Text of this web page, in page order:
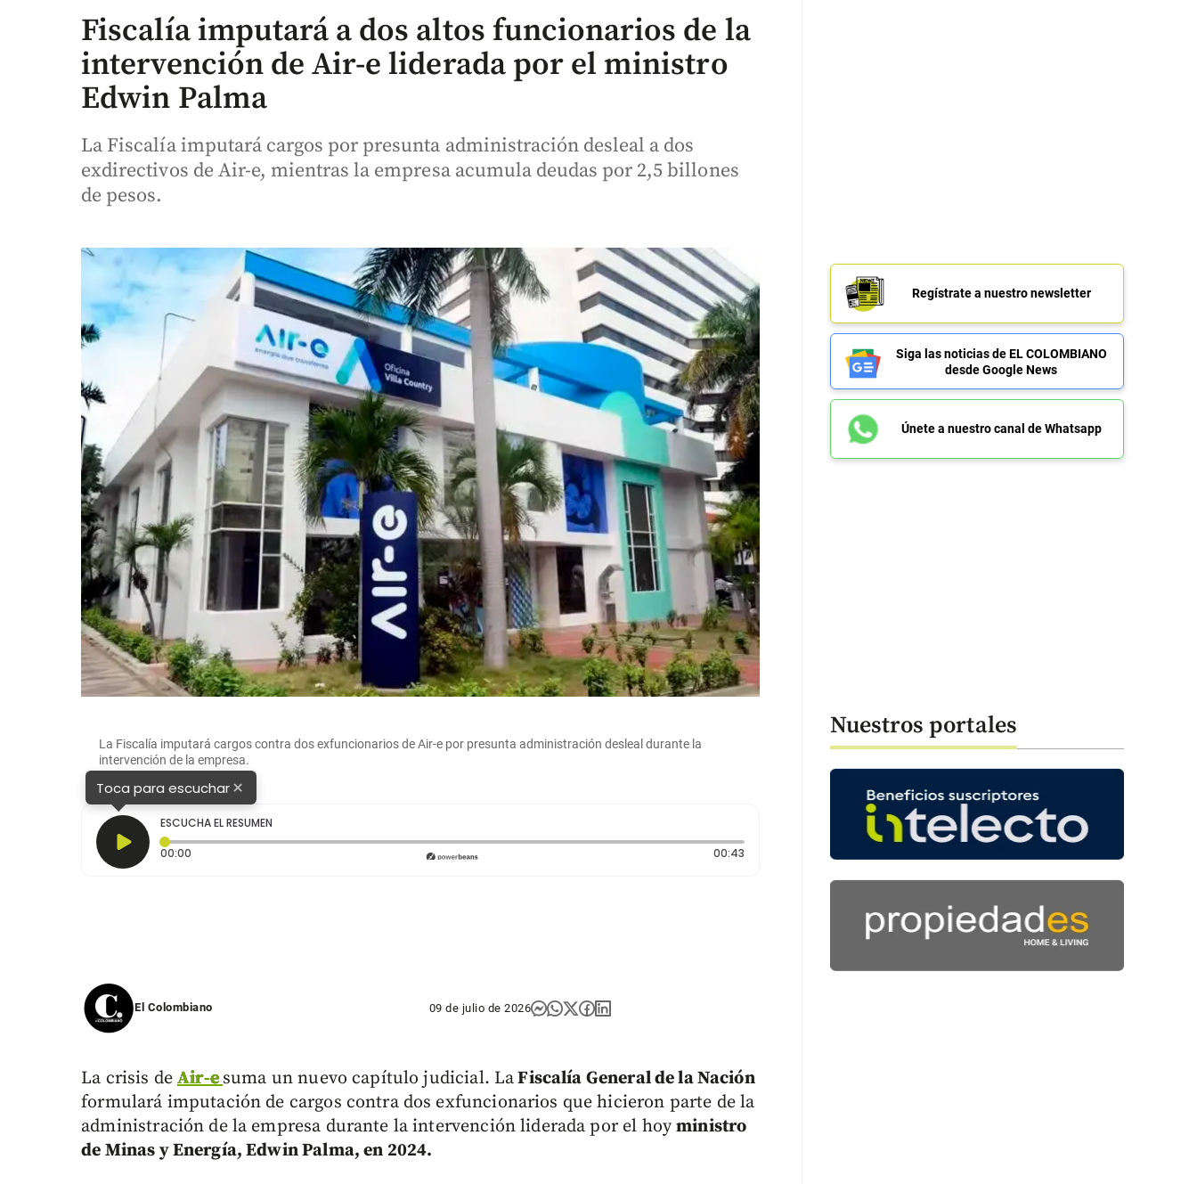
Fiscalía imputará a dos altos funcionarios de la
intervención de Air-e liderada por el ministro
Edwin Palma
La Fiscalía imputará cargos por presunta administración desleal a dos
exdirectivos de Air-e, mientras la empresa acumula deudas por 2,5 billones
de pesos.
La Fiscalía imputará cargos contra dos exfuncionarios de Air-e por presunta administración desleal durante la
intervención de la empresa.
Toca para escuchar×
ESCUCHA EL RESUMEN
00:00
00:43Duración: 43 segundos
El Colombiano 09 de julio de 2026
La crisis deAir-esuma un nuevo capítulo judicial. LaFiscalía General de la Nación
formulará imputación de cargos contra dos exfuncionarios que hicieron parte de la
administración de la empresa durante la intervención liderada por el hoyministro
de Minas y Energía, Edwin Palma, en 2024.
Regístrate a nuestro newsletter
Siga las noticias de EL COLOMBIANO
desde Google News
Únete a nuestro canal de Whatsapp
Nuestros portales